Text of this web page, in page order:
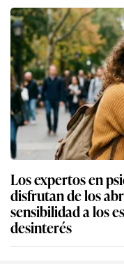
Los expertos en
disfrutan de los
sensibilidad a los
desinterés